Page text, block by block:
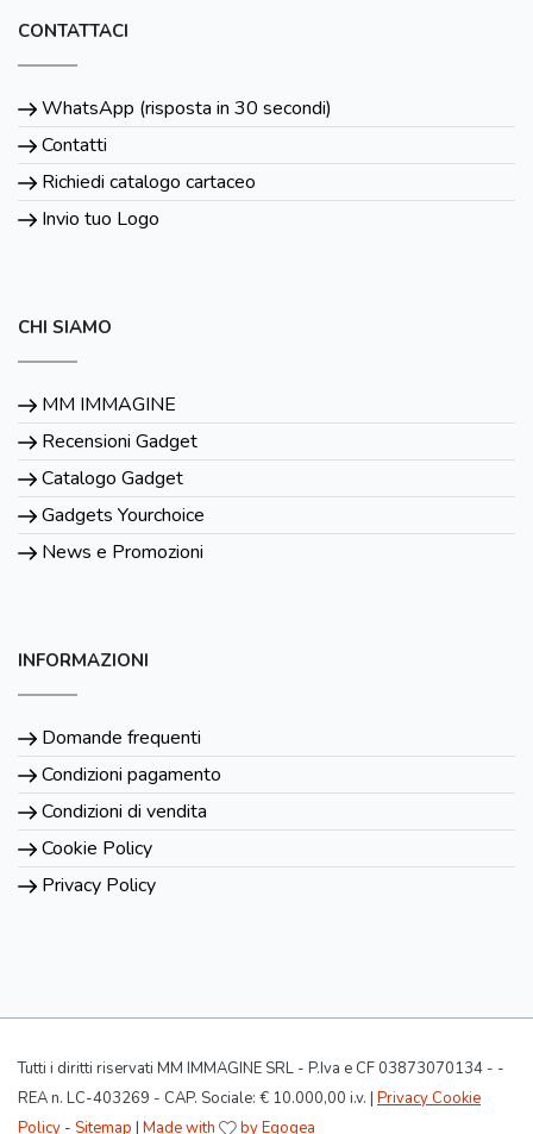
CONTATTACI
WhatsApp (risposta in 30 secondi)
Contatti
Richiedi catalogo cartaceo
Invio tuo Logo
CHI SIAMO
MM IMMAGINE
Recensioni Gadget
Catalogo Gadget
Gadgets Yourchoice
News e Promozioni
INFORMAZIONI
Domande frequenti
Condizioni pagamento
Condizioni di vendita
Cookie Policy
Privacy Policy
Tutti i diritti riservati MM IMMAGINE SRL - P.Iva e CF 03873070134 - -
REA n. LC-403269 - CAP. Sociale: € 10.000,00 i.v. | Privacy Cookie
Policy - Sitemap | Made with by Egogea